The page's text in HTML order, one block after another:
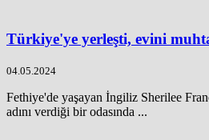
Türkiye'ye yerleşti, evini
04.05.2024
Fethiye'de yaşayan İngiliz Sherilee
adını verdiği bir odasında ...